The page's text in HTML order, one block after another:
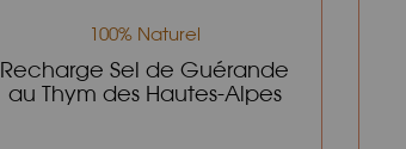
100% Naturel
Recharge Sel de Guérande
au Thym des Hautes-Alpes